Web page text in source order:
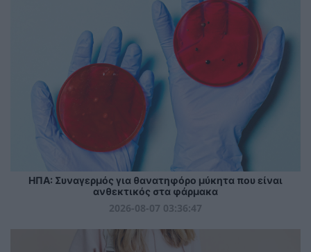
ΗΠΑ: Συναγερμός για θανατηφόρο μύκητα που είναι
ανθεκτικός στα φάρμακα
2026-08-07 03:36:47